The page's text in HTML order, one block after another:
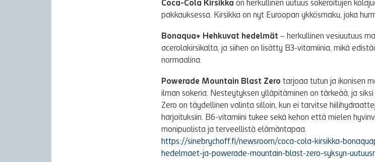
Coca-Cola Kirsikka on herkullinen uutuus sokeroitujen
pakkauksessa. Kirsikka on nyt Euroopan ykkösmaku, joka
Bonaqua+ Hehkuvat hedelmät – herkullinen vesiuutuus
acerolakirsikalta, ja siihen on lisätty B3-vitamiinia, mikä
normaalina.
Powerade Mountain Blast Zero tarjoaa tutun ja ikonisen
ilman sokeria. Nesteytyksen ylläpitäminen on tärkeää, ja
Zero on täydellinen valinta silloin, kun ei tarvitse
harjoituksiin. B6-vitamiini tukee sekä kehon että mielen
monipuolista ja terveellistä elämäntapaa.
https://sinebrychoff.fi/newsroom/coca-cola-kirsikka-
hedelmaet-ja-powerade-mountain-blast-zero-syksyn-